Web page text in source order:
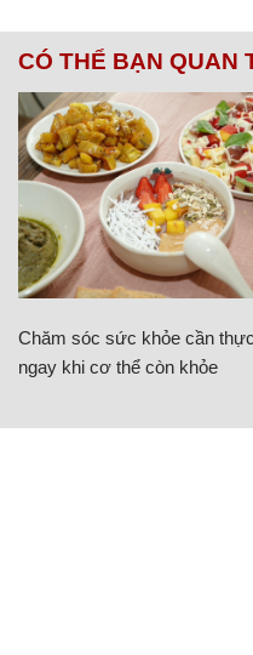
CÓ THỂ BẠN QUAN
Chăm sóc sức khỏe cần
ngay khi cơ thể còn khỏe